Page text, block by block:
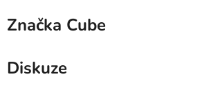
Značka Cube
Diskuze